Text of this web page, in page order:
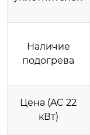
Наличие
подогрева
Цена (AC 22
кВт)